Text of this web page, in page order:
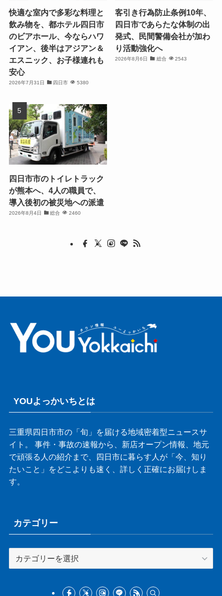
快適な室内で多彩な料理と
飲み物を、都ホテル四日市
のビアホール、今ならハワ
イアン、後半はアジアン＆
エスニック、お子様連れも
安心
2026年7月31日 四日市 5380
客引き行為防止条例10年、
四日市であらたな体制の出
発式、民間警備会社が加わ
り活動強化へ
2026年8月6日 総合 2543
四日市市のトイレトラック
が熊本へ、4人の職員で、
導入後初の被災地への派遣
2026年8月4日 総合 2460
YOUよっかいちとは
三重県四日市市の「旬」を届ける地域密着型ニュースサ
イト。 事件・事故の速報から、新店オープン情報、地元
で頑張る人の紹介まで、四日市に暮らす人が「今、知り
たいこと」をどこよりも速く、詳しく正確にお届けしま
す。
カテゴリー
テ